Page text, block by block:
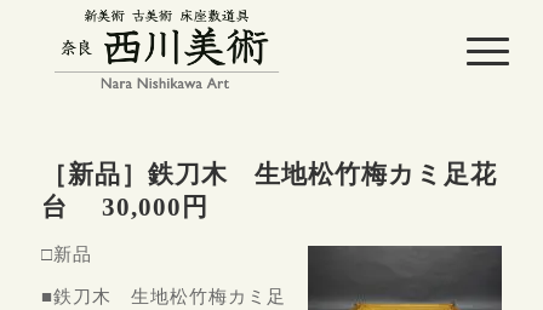
［新品］鉄刀木 生地松竹梅カミ足花
台 30,000円
□新品
■鉄刀木 生地松竹梅カミ足